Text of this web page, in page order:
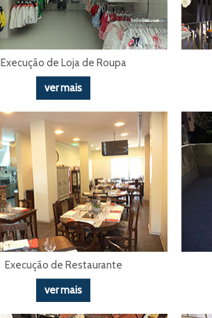
Execução de Loja de Roupa
ver mais
Execução de Restaurante
ver mais